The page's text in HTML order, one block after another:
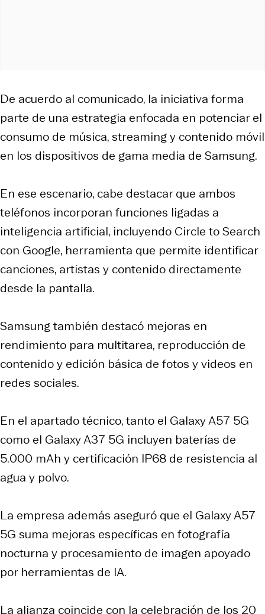
De acuerdo al comunicado, la iniciativa forma
parte de una estrategia enfocada en potenciar el
consumo de música, streaming y contenido móvil
en los dispositivos de gama media de Samsung.
En ese escenario, cabe destacar que ambos
teléfonos incorporan funciones ligadas a
inteligencia artificial, incluyendo Circle to Search
con Google, herramienta que permite identificar
canciones, artistas y contenido directamente
desde la pantalla.
Samsung también destacó mejoras en
rendimiento para multitarea, reproducción de
contenido y edición básica de fotos y videos en
redes sociales.
En el apartado técnico, tanto el Galaxy A57 5G
como el Galaxy A37 5G incluyen baterías de
5.000 mAh y certificación IP68 de resistencia al
agua y polvo.
La empresa además aseguró que el Galaxy A57
5G suma mejoras específicas en fotografía
nocturna y procesamiento de imagen apoyado
por herramientas de IA.
La alianza coincide con la celebración de los 20